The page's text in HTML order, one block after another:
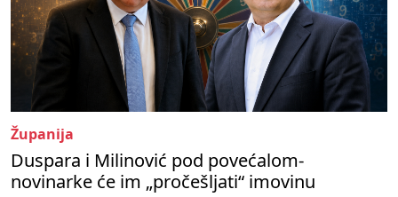
Županija
Duspara i Milinović pod povećalom-
novinarke će im „pročešljati“ imovinu